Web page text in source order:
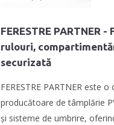
FERESTRE PARTNER
rulouri,
securizată
FERESTRE PARTNER este
producătoare de tâmplărie
și sisteme de umbrire,